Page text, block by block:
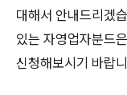
대해서 안내드리겠
있는 자영업자분드
신청해보시기 바랍